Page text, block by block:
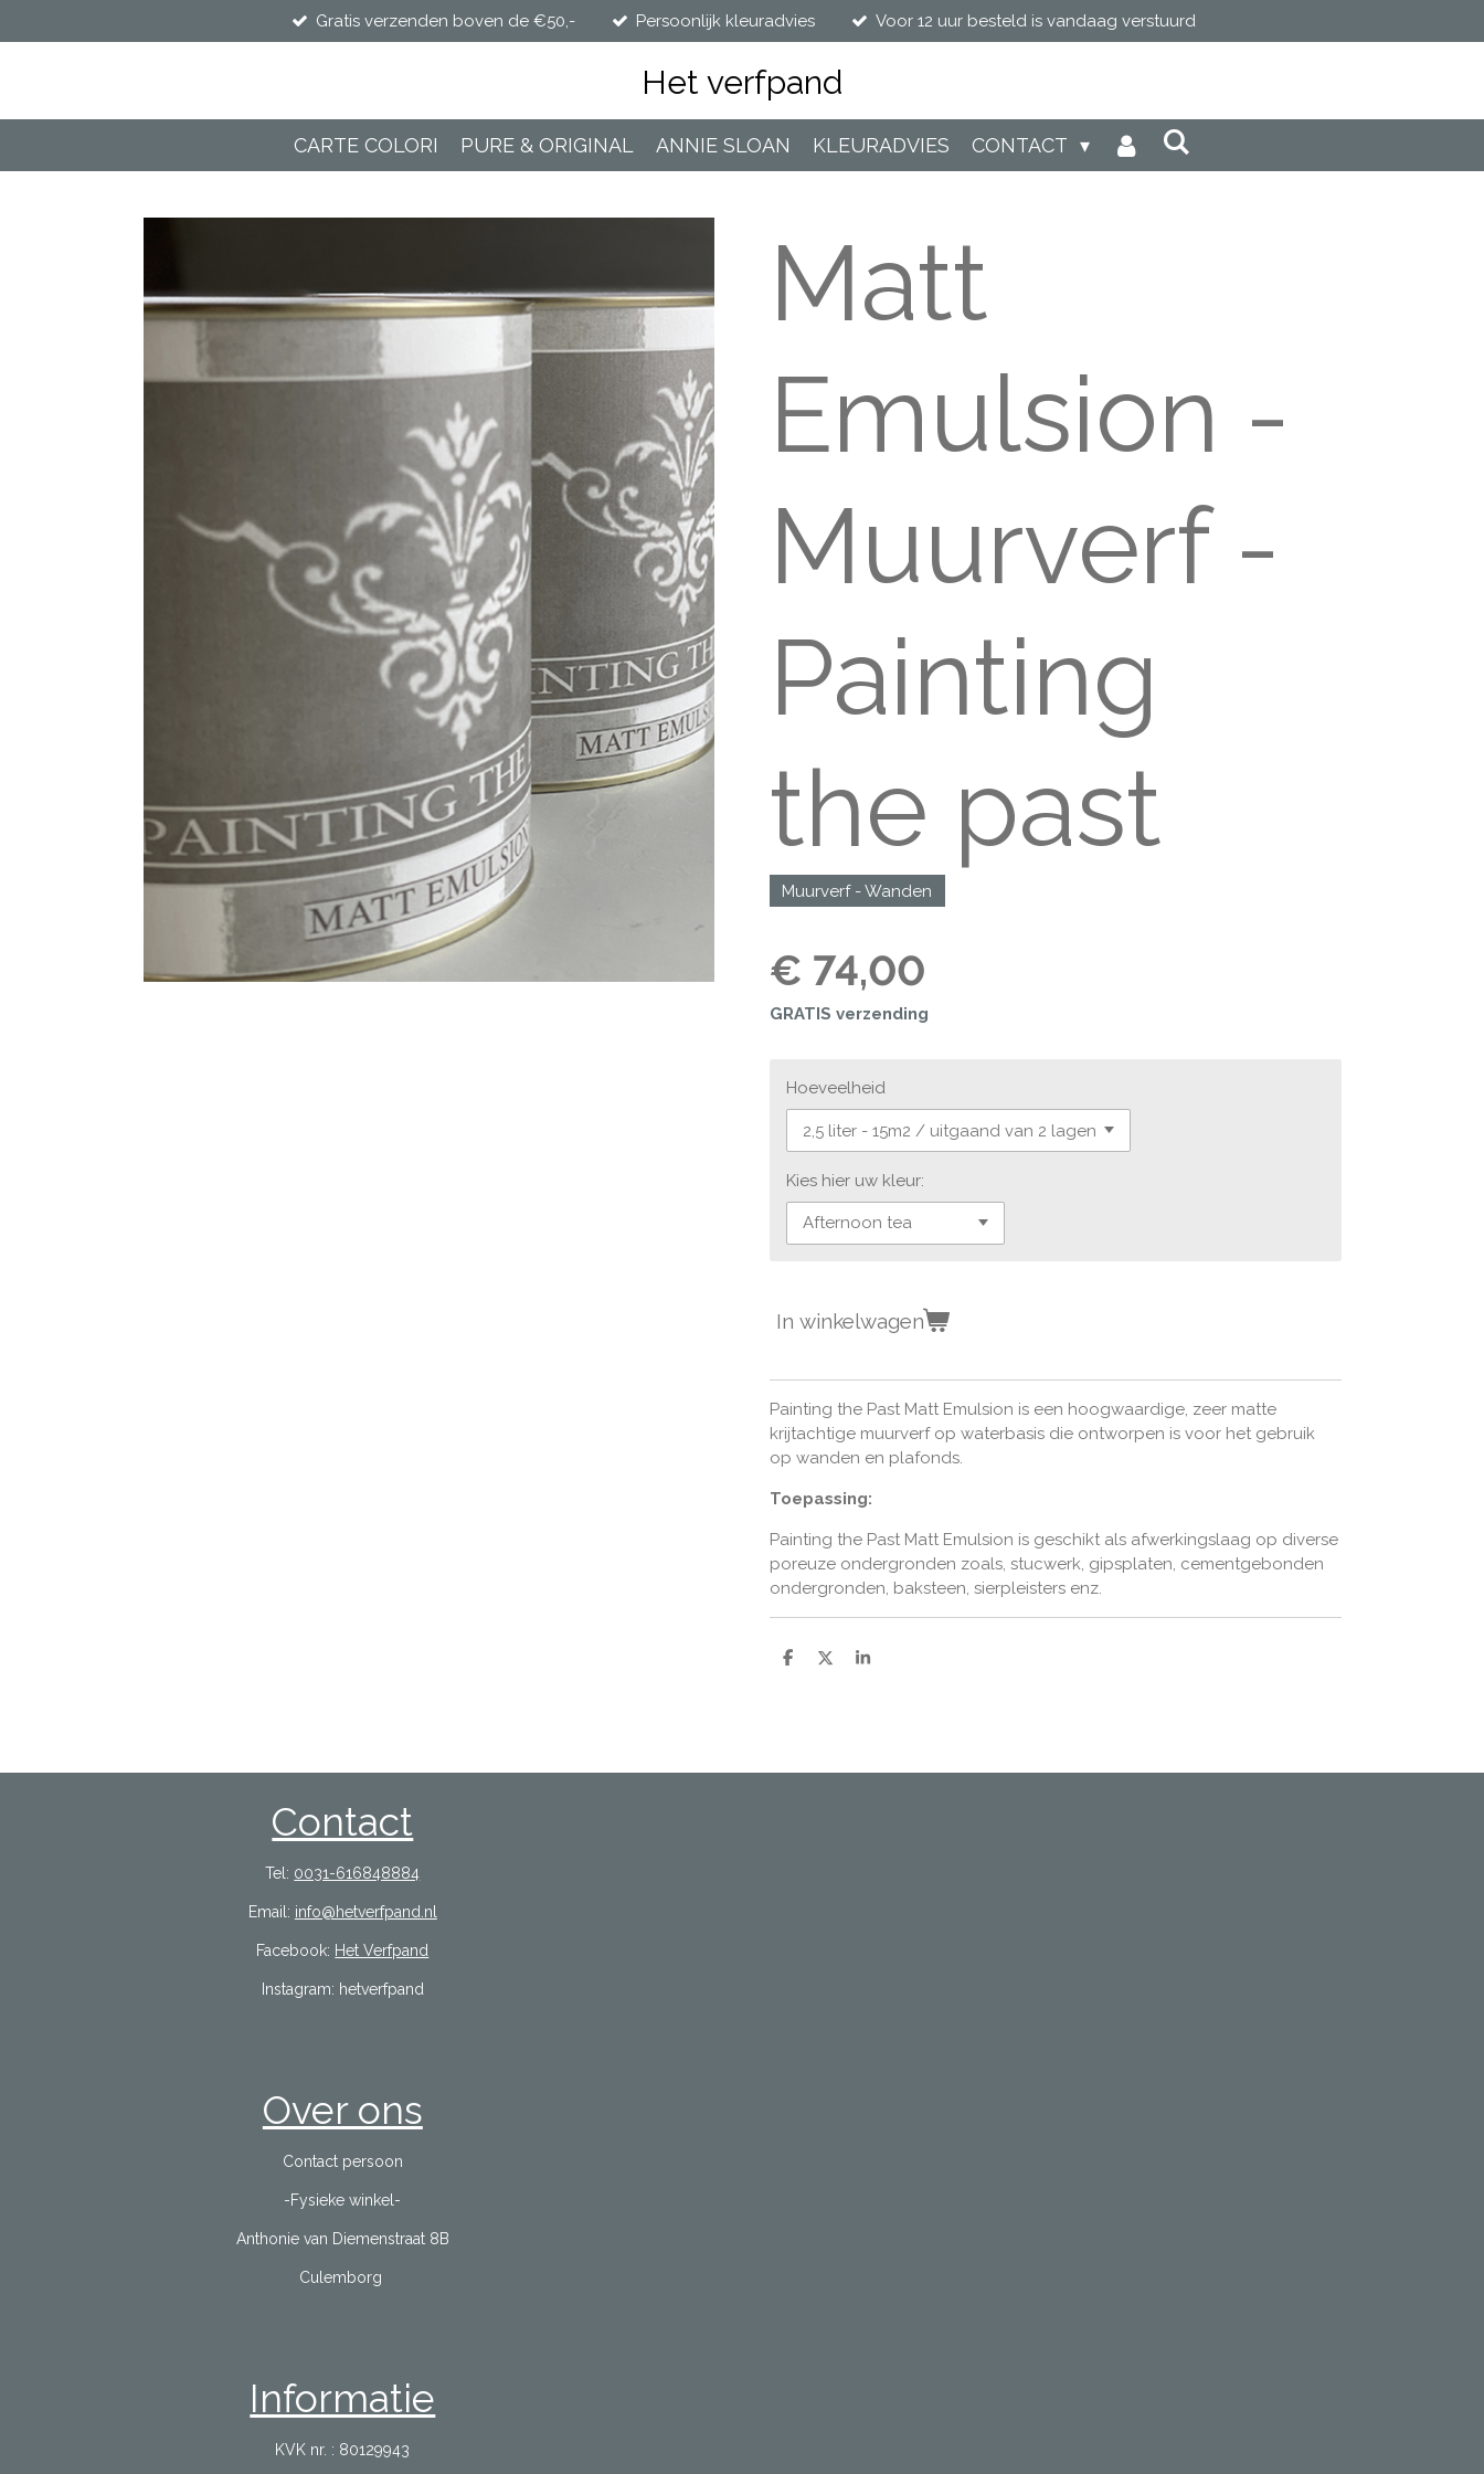
direct
hoofdinhoud
Gratis verzenden boven de €50,- Persoonlijk kleuradvies Voor 12 uur besteld is vandaag verstuurd
Het verfpand
CARTE COLORI PURE & ORIGINAL ANNIE SLOAN KLEURADVIES CONTACT
Matt
Emulsion -
Muurverf -
Painting
the past
Muurverf - Wanden
€ 74,00
GRATIS verzending
Hoeveelheid
Kies hier uw kleur:
In winkelwagen
Painting the Past Matt Emulsion is een hoogwaardige, zeer matte
krijtachtige muurverf op waterbasis die ontworpen is voor het gebruik
op wanden en plafonds.
Toepassing:
Painting the Past Matt Emulsion is geschikt als afwerkingslaag op diverse
poreuze ondergronden zoals, stucwerk, gipsplaten, cementgebonden
ondergronden, baksteen, sierpleisters enz.
D
D
S
Contact
Tel: 0031-616848884
Email: info@hetverfpand.nl
Facebook: Het Verfpand
Instagram: hetverfpand
Over ons
Contact persoon
-Fysieke winkel-
Anthonie van Diemenstraat 8B
Culemborg
Informatie
KVK nr. : 80129943